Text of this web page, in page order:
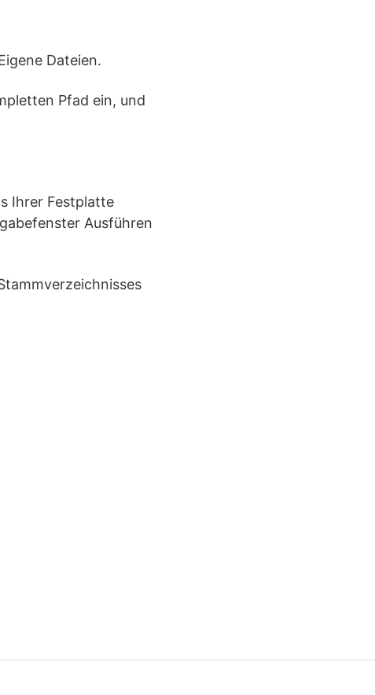
Dateien.
Pfad ein, und
Ihrer Festplatte
Ausführen